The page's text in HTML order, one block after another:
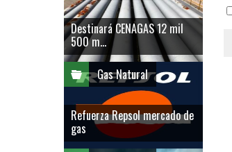
Destinará CENAGAS 12 mil
500 m...
Gas Natural
Refuerza Repsol mercado de
gas